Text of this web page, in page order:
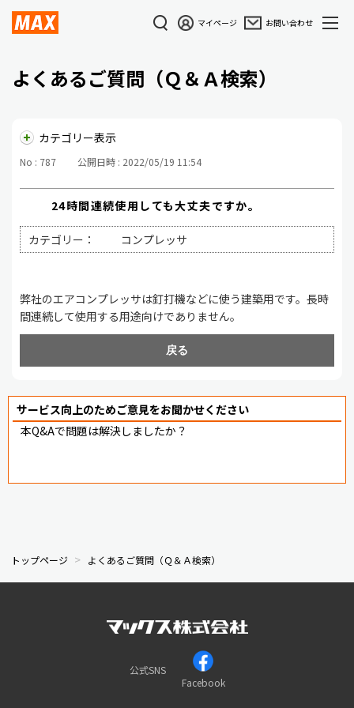
マイページ お問い合わせ
よくあるご質問（Ｑ＆Ａ検索）
カテゴリー表示
No : 787 公開日時 : 2022/05/19 11:54
24時間連続使用しても大丈夫ですか。
カテゴリー： コンプレッサ
弊社のエアコンプレッサは釘打機などに使う建築用です。長時
間連続して使用する用途向けでありません。
戻る
サービス向上のためご意見をお聞かせください
本Q&Aで問題は解決しましたか？
トップページ よくあるご質問（Ｑ＆Ａ検索）
公式SNS
Facebook